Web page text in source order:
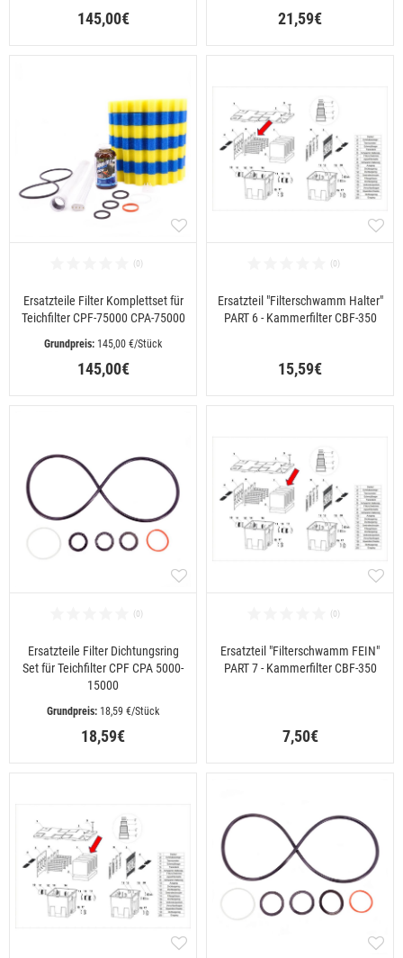
145,00€ 21,59€
Ersatzteile Filter Komplettset für
Teichfilter CPF-75000 CPA-75000
145,00 €/Stück
145,00€
Ersatzteil "Filterschwamm Halter"
PART 6 - Kammerfilter CBF-350
15,59€
Ersatzteile Filter Dichtungsring
Set für Teichfilter CPF CPA 5000-
15000
18,59 €/Stück
18,59€
Ersatzteil "Filterschwamm FEIN"
PART 7 - Kammerfilter CBF-350
7,50€